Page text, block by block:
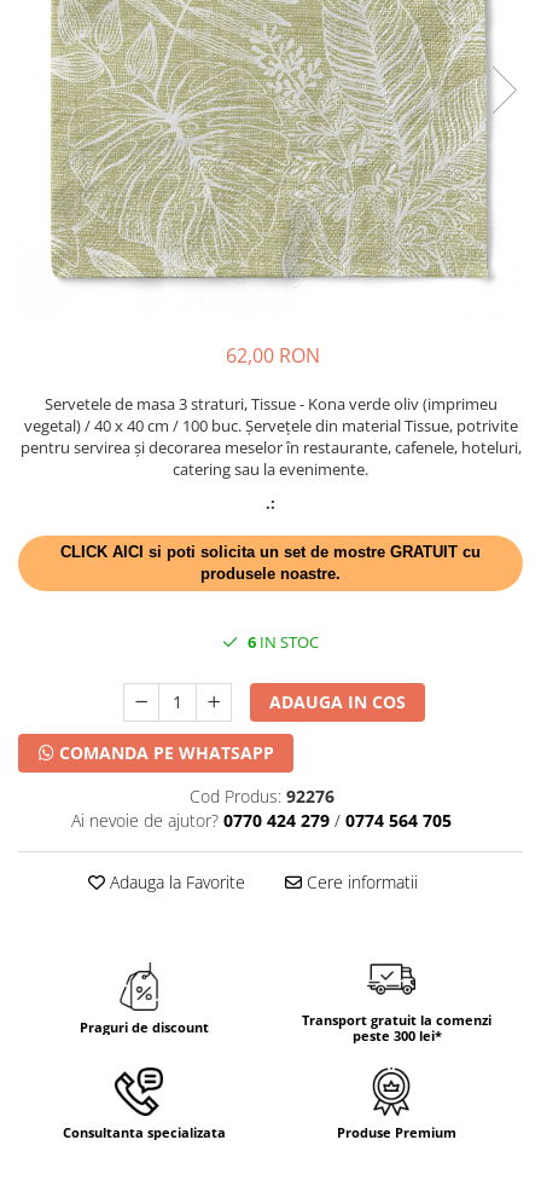
PAŞTE / EASTER
TEMATICA CULINARA
IARNA-CRACIUN-REVELION
DECOR BEJ & MARO
DECOR ROZ
DECOR NUNTA & LOGODNA
DECOR BOTEZ
DECOR EVENIMENTE CORPORATE
DECOR ANIVERSARI COPII
DECOR PETRECERI
TEMATICA MARINA
TEMATICA BOTANICA / VEGETALA
TEMATICA RUSTICA
TEMATICA ROMANTICA
DECOR 1 & 8 MARTIE
DECOR HALLOWEEN
DECOR ZIUA ROMANIEI
DECOR TOAMNA
DECOR IARNA
TEMATICA CULINARA
DECOR MOS NICOLAE
TEMATICA FLORALA
DECOR BABY SHOWER
62,00 RON
Servetele de masa 3 straturi, Tissue - Kona verde oliv (imprimeu
vegetal) / 40 x 40 cm / 100 buc. Șervețele din material Tissue, potrivite
pentru servirea și decorarea meselor în restaurante, cafenele, hoteluri,
catering sau la evenimente.
.:
CLICK AICI si poti solicita un set de mostre GRATUIT cu
produsele noastre.
6 IN STOC
ADAUGA IN COS
COMANDA PE WHATSAPP
Cod Produs: 92276
Ai nevoie de ajutor? 0770 424 279 / 0774 564 705
Adauga la Favorite Cere informatii
Praguri de discount
Transport gratuit la comenzi
peste 300 lei*
Consultanta specializata Produse Premium